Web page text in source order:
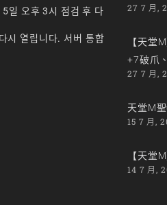
일 오후 3시 점검 후 다
시 열립니다. 서버 통합
27 7 月,
【天堂
+7破爪
27 7 月,
天堂M
15 7 月,
【天堂
14 7 月,